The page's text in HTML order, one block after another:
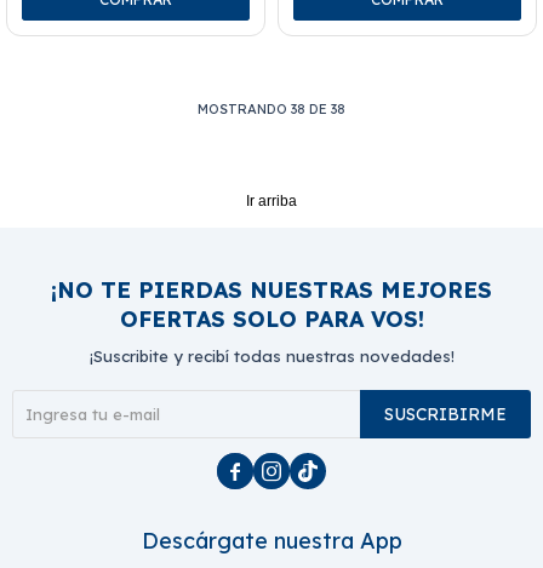
MOSTRANDO 38 DE 38
Ir arriba
¡NO TE PIERDAS NUESTRAS MEJORES
OFERTAS SOLO PARA VOS!
¡Suscribite y recibí todas nuestras novedades!
SUSCRIBIRME
  
Descárgate nuestra App